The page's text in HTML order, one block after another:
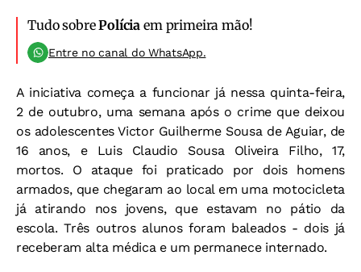
Tudo sobrePolícia em primeira mão!
Entre no canal do WhatsApp.
A iniciativa começa a funcionar já nessa quinta-feira,
2 de outubro, uma semana após o crime que deixou
os adolescentes Victor Guilherme Sousa de Aguiar, de
16 anos, e Luis Claudio Sousa Oliveira Filho, 17,
mortos. O ataque foi praticado por dois homens
armados, que chegaram ao local em uma motocicleta
já atirando nos jovens, que estavam no pátio da
escola. Três outros alunos foram baleados - dois já
receberam alta médica e um permanece internado.